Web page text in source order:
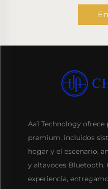
Aa1 Technology
premium, incluidos
hogar y el escenario,
y altavoces Bluetooth.
experiencia,